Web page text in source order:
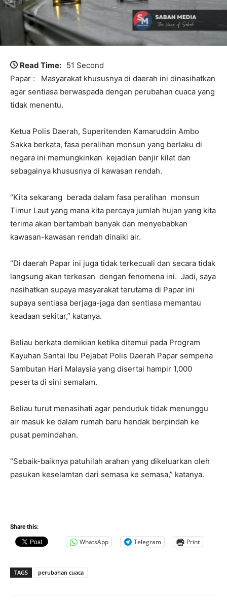
Read Time: 51 Second
Papar : Masyarakat khususnya di daerah ini dinasihatkan
agar sentiasa berwaspada dengan perubahan cuaca yang
tidak menentu.
Ketua Polis Daerah, Superitenden Kamaruddin Ambo
Sakka berkata, fasa peralihan monsun yang berlaku di
negara ini memungkinkan kejadian banjir kilat dan
sebagainya khususnya di kawasan rendah.
“Kita sekarang berada dalam fasa peralihan monsun
Timur Laut yang mana kita percaya jumlah hujan yang kita
terima akan bertambah banyak dan menyebabkan
kawasan-kawasan rendah dinaiki air.
“Di daerah Papar ini juga tidak terkecuali dan secara tidak
langsung akan terkesan dengan fenomena ini. Jadi, saya
nasihatkan supaya masyarakat terutama di Papar ini
supaya sentiasa berjaga-jaga dan sentiasa memantau
keadaan sekitar,” katanya.
Beliau berkata demikian ketika ditemui pada Program
Kayuhan Santai Ibu Pejabat Polis Daerah Papar sempena
Sambutan Hari Malaysia yang disertai hampir 1,000
peserta di sini semalam.
Beliau turut menasihati agar penduduk tidak menunggu
air masuk ke dalam rumah baru hendak berpindah ke
pusat pemindahan.
“Sebaik-baiknya patuhilah arahan yang dikeluarkan oleh
pasukan keselamtan dari semasa ke semasa,” katanya.
Share this:
WhatsApp Telegram Print
TAGS perubahan cuaca